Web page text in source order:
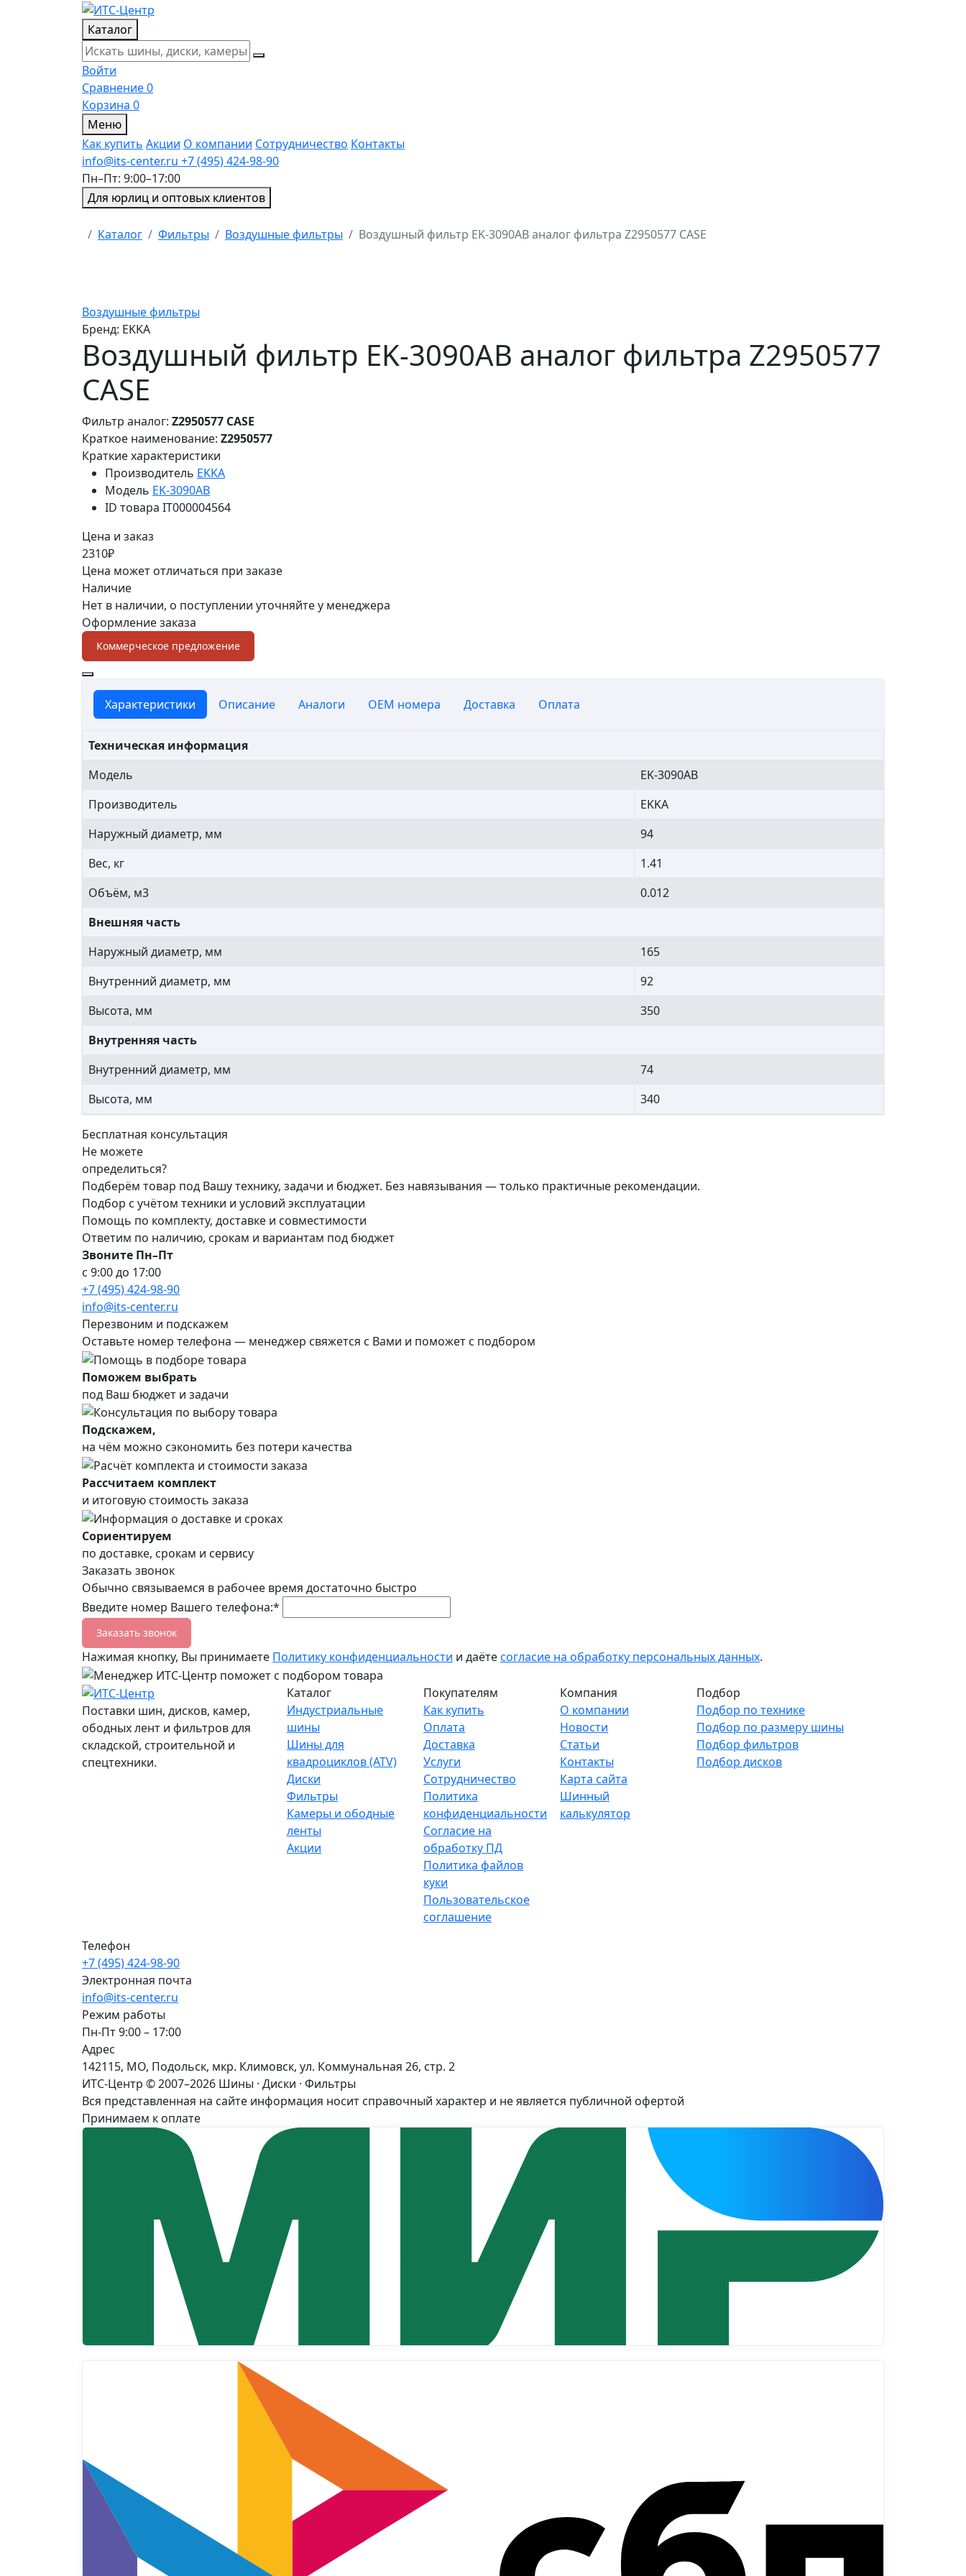
Каталог
Войти
Сравнение0
Корзина 0
Меню
Как купить Акции О компании Сотрудничество Контакты
info@its-center.ru +7 (495) 424-98-90
Пн–Пт: 9:00–17:00
Для юрлиц и оптовых клиентов
Главная
Каталог Фильтры Воздушные фильтры Воздушный фильтр EK-3090AB аналог фильтра Z2950577 CASE
Воздушные фильтры
Бренд: EKKA
Воздушный фильтр EK-3090AB аналог фильтра Z2950577
CASE
Фильтр аналог: Z2950577 CASE
Краткое наименование: Z2950577
Краткие характеристики
Производитель EKKA
Модель EK-3090AB
ID товара IT000004564
Цена и заказ
2310₽
Цена может отличаться при заказе
Наличие
Нет в наличии, о поступлении уточняйте у менеджера
Оформление заказа
Коммерческое предложение
Характеристики Описание Аналоги OEM номера Доставка Оплата
Техническая информация
Модель
EK-3090AB
Производитель
EKKA
Наружный диаметр, мм
94
Вес, кг
1.41
Объём, м3
0.012
Внешняя часть
Наружный диаметр, мм
165
Внутренний диаметр, мм
92
Высота, мм
350
Внутренняя часть
Внутренний диаметр, мм
74
Высота, мм
340
Бесплатная консультация
Не можете
определиться?
Подберём товар под Вашу технику, задачи и бюджет. Без навязывания — только практичные рекомендации.
Подбор с учётом техники и условий эксплуатации
Помощь по комплекту, доставке и совместимости
Ответим по наличию, срокам и вариантам под бюджет
Звоните Пн–Пт
с 9:00 до 17:00
+7 (495) 424-98-90
info@its-center.ru
Перезвоним и подскажем
Оставьте номер телефона — менеджер свяжется с Вами и поможет с подбором
Поможем выбрать
под Ваш бюджет и задачи
Подскажем,
на чём можно сэкономить без потери качества
Рассчитаем комплект
и итоговую стоимость заказа
Сориентируем
по доставке, срокам и сервису
Заказать звонок
Обычно связываемся в рабочее время достаточно быстро
Введите номер Вашего телефона:*
Заказать звонок
Нажимая кнопку, Вы принимаете Политику конфиденциальности и даётесогласие на обработку персональных данных.
Поставки шин, дисков, камер,
ободных лент и фильтров для
складской, строительной и
спецтехники.
Каталог
Индустриальные
шины
Шины для
квадроциклов (ATV)
Диски
Фильтры
Камеры и ободные
ленты
Акции
Покупателям
Как купить
Оплата
Доставка
Услуги
Сотрудничество
Политика
конфиденциальности
Согласие на
обработку ПД
Политика файлов
куки
Пользовательское
соглашение
Компания
О компании
Новости
Статьи
Контакты
Карта сайта
Шинный
калькулятор
Подбор
Подбор по технике
Подбор по размеру шины
Подбор фильтров
Подбор дисков
Телефон
+7 (495) 424-98-90
Электронная почта
info@its-center.ru
Режим работы
Пн-Пт 9:00 – 17:00
Адрес
142115, МО, Подольск, мкр. Климовск, ул. Коммунальная 26, стр. 2
ИТС-Центр © 2007–2026 Шины · Диски · Фильтры
Вся представленная на сайте информация носит справочный характер и не является публичной офертой
Принимаем к оплате